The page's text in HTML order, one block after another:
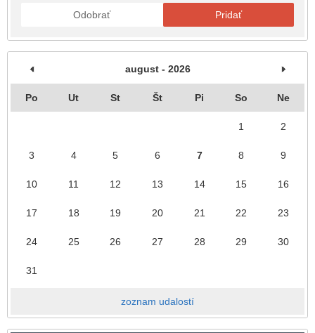
Odobrať Pridať
august - 2026
Po Ut St Št Pi So Ne
1 2
3 4 5 6 7 8 9
10 11 12 13 14 15 16
17 18 19 20 21 22 23
24 25 26 27 28 29 30
31
zoznam udalostí